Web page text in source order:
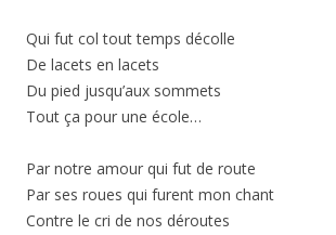
Qui fut col tout temps décolle
De lacets en lacets
Du pied jusqu’aux sommets
Tout ça pour une école…
Par notre amour qui fut de route
Par ses roues qui furent mon chant
Contre le cri de nos déroutes